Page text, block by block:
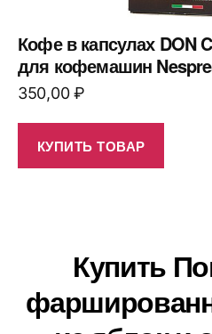
Кофе в капсулах DON
для кофемашин
350,00₽
КУПИТЬ ТОВАР
Купить